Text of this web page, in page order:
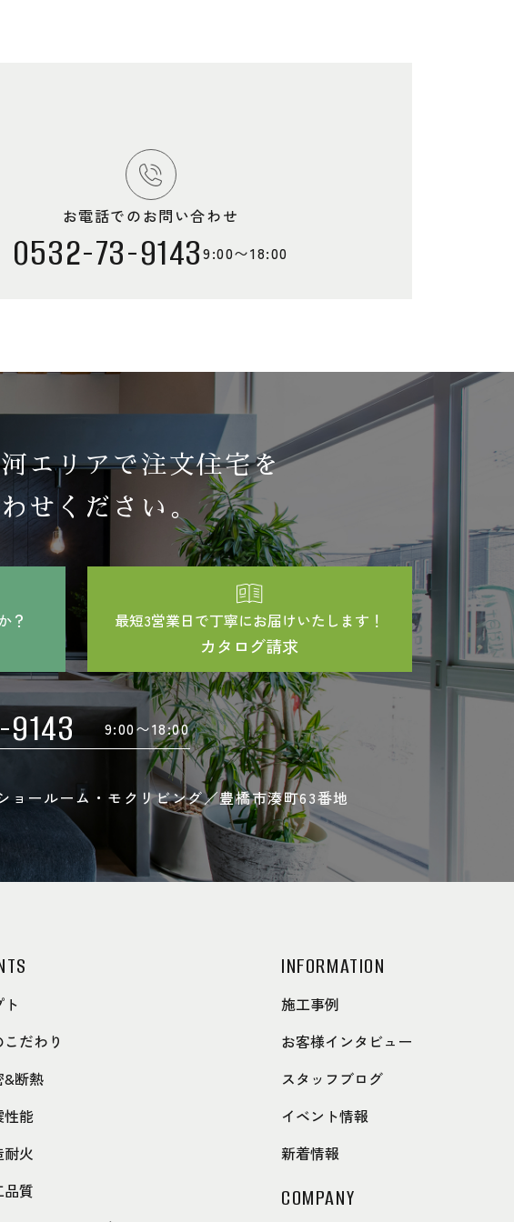
お電話でのお問い合わせ
0532-73-91439:00〜18:00
エリアで注文住宅を
せください。
？ 最短3営業日で丁寧にお届けいたします！
カタログ請求
9:00〜18:00
ョールーム・モクリビング／豊橋市湊町63番地
だわり
&断熱
性能
火
品質
INFORMATION
施工事例
お客様インタビュー
スタッフブログ
イベント情報
新着情報
COMPANY